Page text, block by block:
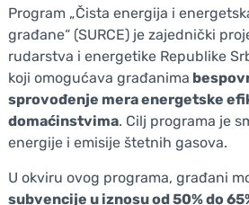
Program „Čista energija i
građane“ (SURCE) je zajednički
rudarstva i energetike Republike
koji omogućava građanima
sprovođenje mera energetske
domaćinstvima. Cilj programa je
energije i emisije štetnih gasova.
U okviru ovog programa, građani
subvencije u iznosu od 50% do